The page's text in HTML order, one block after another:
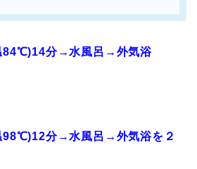
84℃)14分→水風呂→外気浴
98℃)12分→水風呂→外気浴を２